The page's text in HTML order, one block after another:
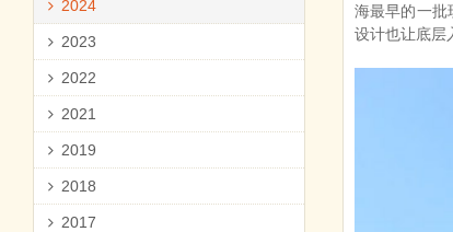
海最早的一批
设计也让底层
2024
2023
2022
2021
2019
2018
2017